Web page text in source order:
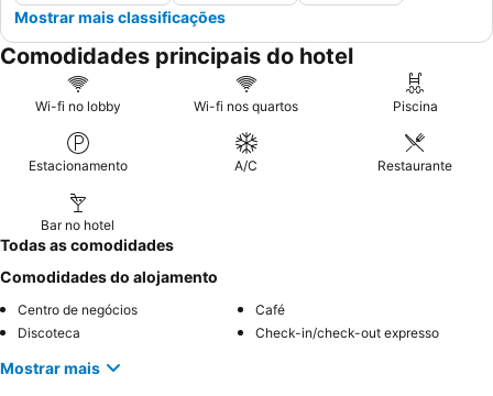
Mostrar mais classificações
Comodidades principais do hotel
Wi-fi no lobby Wi-fi nos quartos Piscina
Estacionamento A/C Restaurante
Bar no hotel
Todas as comodidades
Comodidades do alojamento
Centro de negócios
Café
Discoteca
Check-in/check-out expresso
Mostrar mais